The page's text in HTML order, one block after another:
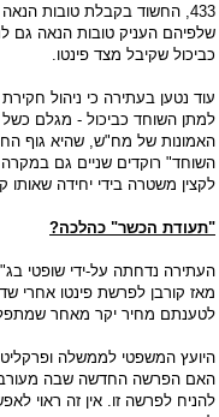
433, החשוד בקבלת טובות
שלפיהם העניק טובות הנאה גם
כביכול שקיבל מצד פינטו.
עוד נטען בעתירה כי ניהול
למתן השוחד כביכול - מגלם כשל
האמונות של מח"ש, שהיא גוף
השוחד" רוקדים שניים גם
לקצין משטרה בידי יחידה שאותו
"תעודת הכשר" כהלכה?
העתירה נדחתה על-ידי שופטי
מאז קורבן לפרשת פינטו אחרי
לטענתם מחיר יקר מאחר
היועץ המשפטי לממשלה
האם הפרשה החדשה שבה מעורב
להניח לפרשה זו. אין זה ראוי